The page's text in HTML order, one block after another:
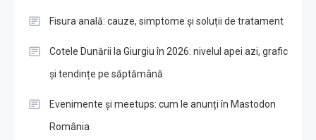
Fisura anală: cauze, simptome și soluții de tratament
Cotele Dunării la Giurgiu în 2026: nivelul apei azi, grafic
și tendințe pe săptămână
Evenimente și meetups: cum le anunți în Mastodon
România